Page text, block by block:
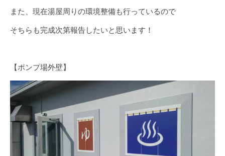
また、現在湯屋周りの環境整備も行っているので
そちらも完成次第報告したいと思います！
【ポンプ場外壁】